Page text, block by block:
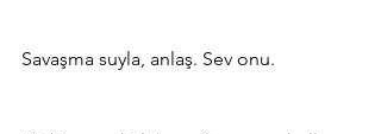
Savaşma suyla, anlaş. Sev onu.